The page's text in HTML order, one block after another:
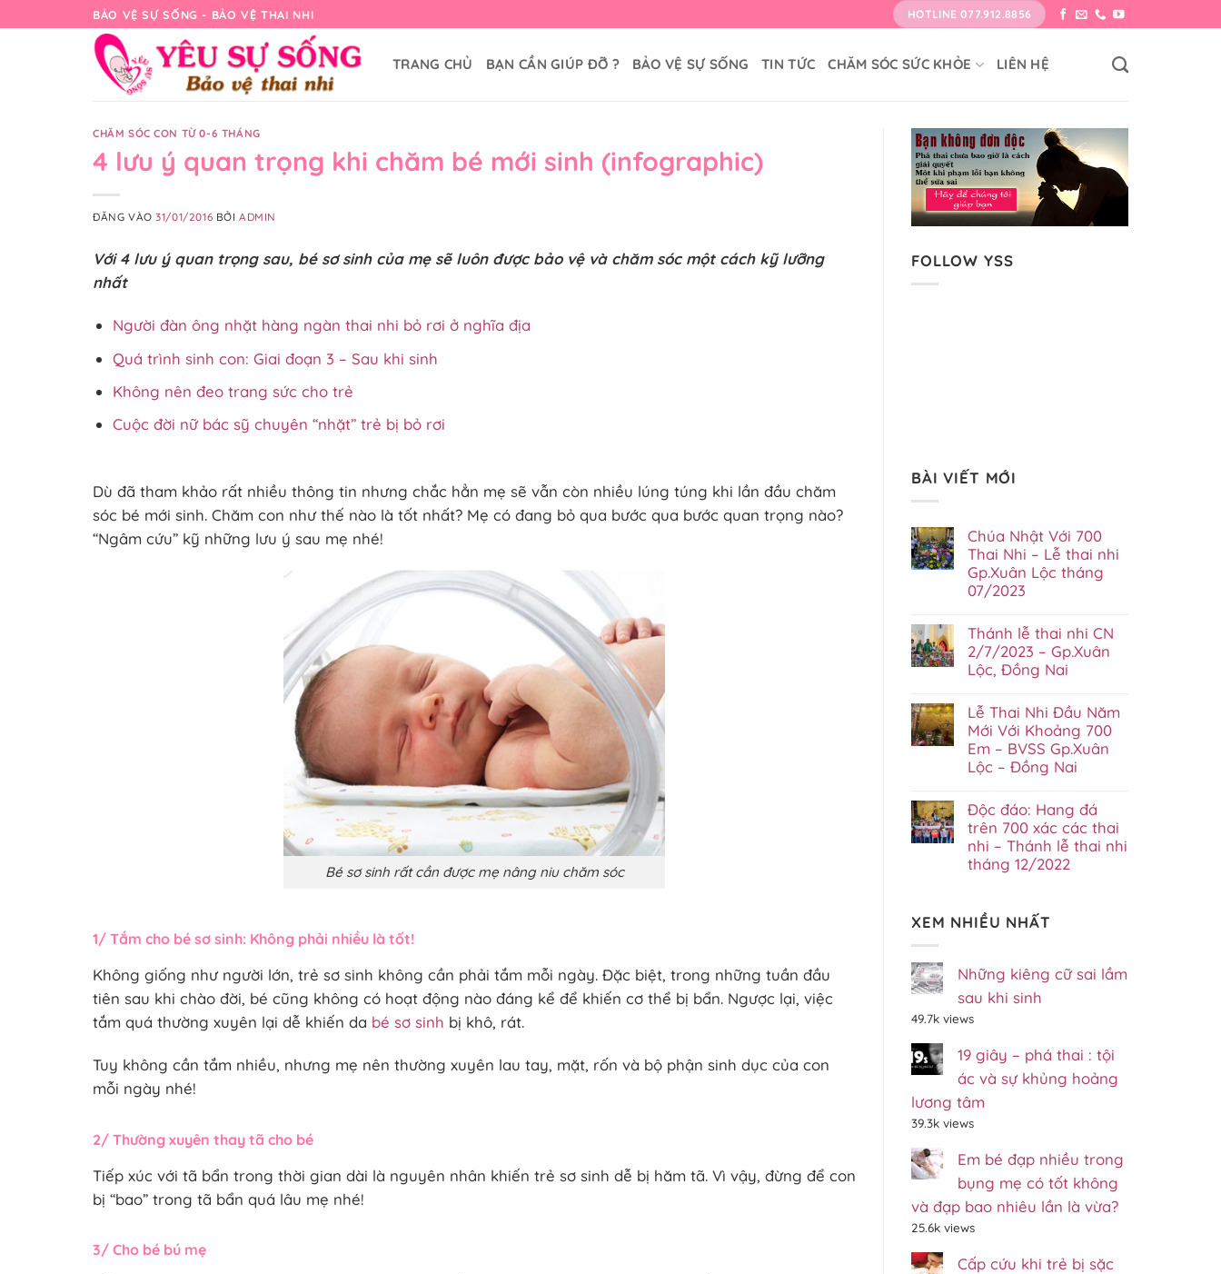
qua
BẢO VỆ SỰ SỐNG - BẢO VỆ THAI NHI HOTLINE 077.912.8856
TRANG CHỦ BẠN CẦN GIÚP ĐỠ ? BẢO VỆ SỰ SỐNG TIN TỨC CHĂM SÓC SỨC KHỎE LIÊN HỆ
CHĂM SÓC CON TỪ 0-6 THÁNG
4 lưu ý quan trọng khi chăm bé mới sinh (infographic)
ĐĂNG VÀO31/01/2016 BỞIADMIN
Với 4 lưu ý quan trọng sau, bé sơ sinh của mẹ sẽ luôn được bảo vệ và chăm sóc một cách kỹ lưỡng
nhất
Người đàn ông nhặt hàng ngàn thai nhi bỏ rơi ở nghĩa địa
Quá trình sinh con: Giai đoạn 3 – Sau khi sinh
Không nên đeo trang sức cho trẻ
Cuộc đời nữ bác sỹ chuyên “nhặt” trẻ bị bỏ rơi
Dù đã tham khảo rất nhiều thông tin nhưng chắc hẳn mẹ sẽ vẫn còn nhiều lúng túng khi lần đầu chăm
sóc bé mới sinh. Chăm con như thế nào là tốt nhất? Mẹ có đang bỏ qua bước qua bước quan trọng nào?
“Ngâm cứu” kỹ những lưu ý sau mẹ nhé!
Bé sơ sinh rất cần được mẹ nâng niu chăm sóc
1/ Tắm cho bé sơ sinh: Không phải nhiều là tốt!
Không giống như người lớn, trẻ sơ sinh không cần phải tắm mỗi ngày. Đặc biệt, trong những tuần đầu
tiên sau khi chào đời, bé cũng không có hoạt động nào đáng kể để khiến cơ thể bị bẩn. Ngược lại, việc
tắm quá thường xuyên lại dễ khiến da bé sơ sinh bị khô, rát.
Tuy không cần tắm nhiều, nhưng mẹ nên thường xuyên lau tay, mặt, rốn và bộ phận sinh dục của con
mỗi ngày nhé!
2/ Thường xuyên thay tã cho bé
Tiếp xúc với tã bẩn trong thời gian dài là nguyên nhân khiến trẻ sơ sinh dễ bị hăm tã. Vì vậy, đừng để con
bị “bao” trong tã bẩn quá lâu mẹ nhé!
3/ Cho bé bú mẹ
FOLLOW YSS
BÀI VIẾT MỚI
Chúa Nhật Với 700
Thai Nhi – Lễ thai nhi
Gp.Xuân Lộc tháng
07/2023
bình
luận
ở
Chúa
700
Thai
Nhi
–
Lễ
thai
Lộc
tháng
07/2023
Thánh lễ thai nhi CN
2/7/2023 – Gp.Xuân
Lộc, Đồng Nai
bình
luận
ở
Thánh
lễ
thai
CN
2/7/2023
–
Gp.Xuân
Lộc,
Đồng
Lễ Thai Nhi Đầu Năm
Mới Với Khoảng 700
Em – BVSS Gp.Xuân
Lộc – Đồng Nai
bình
luận
ở
Lễ
Thai
Nhi
Mới
Với
–
BVSS
Gp.Xuân
Lộc
–
Nai
Độc đáo: Hang đá
trên 700 xác các thai
nhi – Thánh lễ thai nhi
tháng 12/2022
luận
Hang
đá
trên
xác
thai
nhi
–
Thánh
lễ
thai
nhi
XEM NHIỀU NHẤT
Những kiêng cữ sai lầm
sau khi sinh
49.7k views
19 giây – phá thai : tội
ác và sự khủng hoảng
lương tâm
39.3k views
Em bé đạp nhiều trong
bụng mẹ có tốt không
và đạp bao nhiêu lần là vừa?
25.6k views
Cấp cứu khi trẻ bị sặc